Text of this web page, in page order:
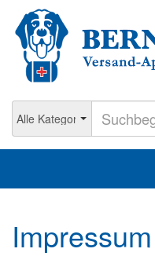
Impressum